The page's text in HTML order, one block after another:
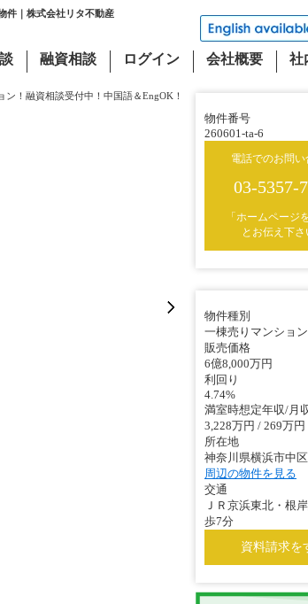
件｜株式会社リタ不動産
融資相談 ログイン 会社概要 社
ン！融資相談受付中！中国語＆EngOK！
物件番号
260601-ta-6
電話でのお問い
03-5357-
「ホームページ
とお伝え下さ
物件種別
一棟売りマンション
販売価格
6億8,000万円
利回り
4.74%
満室時想定年収/月
3,228万円 / 269万円
所在地
神奈川県横浜市中
周辺の物件を見る
交通
ＪＲ京浜東北・根
歩7分
資料請求を